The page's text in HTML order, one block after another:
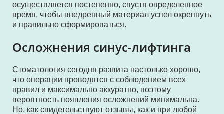
осуществляется постепенно, спустя определенное
время, чтобы внедренный материал успел окрепнуть
и правильно сформироваться.
Осложнения синус-лифтинга
Стоматология сегодня развита настолько хорошо,
что операции проводятся с соблюдением всех
правил и максимально аккуратно, поэтому
вероятность появления осложнений минимальна.
Но, как свидетельствуют отзывы, как и при любой